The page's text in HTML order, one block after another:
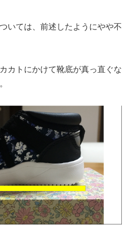
いては、前述したようにやや不
カトにかけて靴底が真っ直ぐな